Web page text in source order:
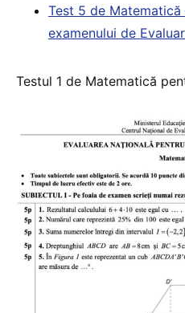
Test 5 de
examenului de
Testul 1 de Matematică